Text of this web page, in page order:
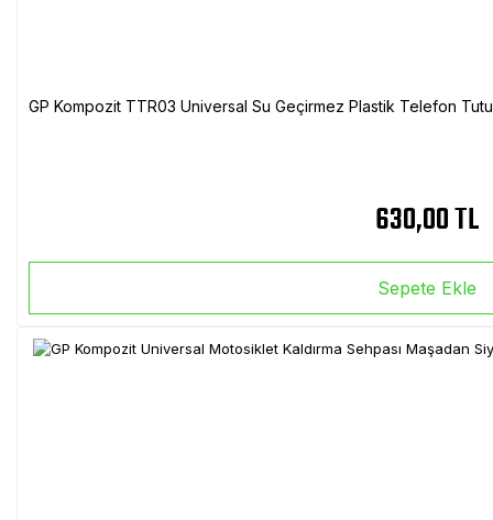
GP Kompozit TTR03 Universal Su Geçirmez Plastik Telefon
630,00 TL
Sepete Ekle